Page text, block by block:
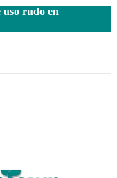
uso rudo en